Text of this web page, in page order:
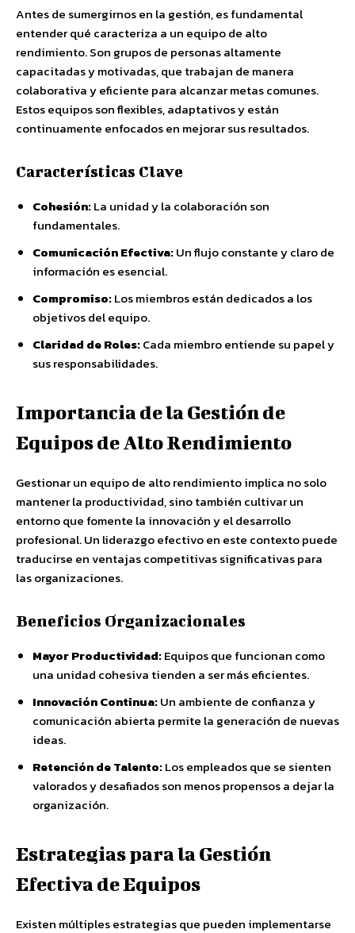
Antes de sumergirnos en la gestión, es fundamental
entender qué caracteriza a un equipo de alto
rendimiento. Son grupos de personas altamente
capacitadas y motivadas, que trabajan de manera
colaborativa y eficiente para alcanzar metas comunes.
Estos equipos son flexibles, adaptativos y están
continuamente enfocados en mejorar sus resultados.
Características Clave
Cohesión:La unidad y la colaboración son
fundamentales.
Comunicación Efectiva:Un flujo constante y claro de
información es esencial.
Compromiso:Los miembros están dedicados a los
objetivos del equipo.
Claridad de Roles:Cada miembro entiende su papel y
sus responsabilidades.
Importancia de la Gestión de
Equipos de Alto Rendimiento
Gestionar un equipo de alto rendimiento implica no solo
mantener la productividad, sino también cultivar un
entorno que fomente la innovación y el desarrollo
profesional. Un liderazgo efectivo en este contexto puede
traducirse en ventajas competitivas significativas para
las organizaciones.
Beneficios Organizacionales
Mayor Productividad:Equipos que funcionan como
una unidad cohesiva tienden a ser más eficientes.
Innovación Continua:Un ambiente de confianza y
comunicación abierta permite la generación de nuevas
ideas.
Retención de Talento:Los empleados que se sienten
valorados y desafiados son menos propensos a dejar la
organización.
Estrategias para la Gestión
Efectiva de Equipos
Existen múltiples estrategias que pueden implementarse